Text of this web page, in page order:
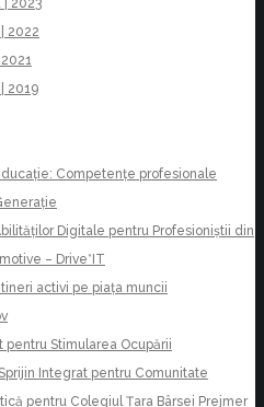
| 2023
2022
2019
Competențe profesionale
Digitale pentru Profesioniștii din
– Drive*IT
activi pe piața muncii
pentru Stimularea Ocupării
Integrat pentru Comunitate
pentru Colegiul Țara Bârsei Prejmer